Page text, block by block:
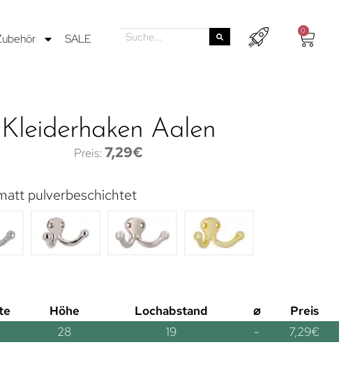
SALE
0
Kleiderhaken Aalen
7,29€
pulverbeschichtet
Höhe Lochabstand ⌀
Preis
28 19 - 7,29€